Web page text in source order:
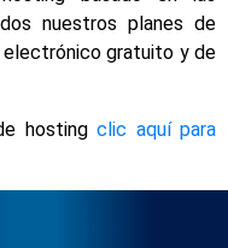
nuestros planes de
gratuito y de
hosting clic aquí para